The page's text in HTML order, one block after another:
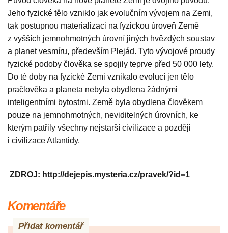
Jeho fyzické tělo vzniklo jak evolučním vývojem na Zemi,
tak postupnou materializaci na fyzickou úroveň Země
z vyšších jemnohmotných úrovní jiných hvězdých soustav
a planet vesmíru, především Plejád. Tyto vývojové proudy
fyzické podoby člověka se spojily teprve před 50 000 lety.
Do té doby na fyzické Zemi vznikalo evolucí jen tělo
pračlověka a planeta nebyla obydlena žádnými
inteligentními bytostmi. Země byla obydlena člověkem
pouze na jemnohmotných, neviditelných úrovních, ke
kterým patřily všechny nejstarší civilizace a později
i civilizace Atlantidy.
ZDROJ: http://dejepis.mysteria.cz/pravek/?id=1
Komentáře
Přidat komentář